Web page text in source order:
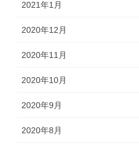
2021年1月
2020年12月
2020年11月
2020年10月
2020年9月
2020年8月